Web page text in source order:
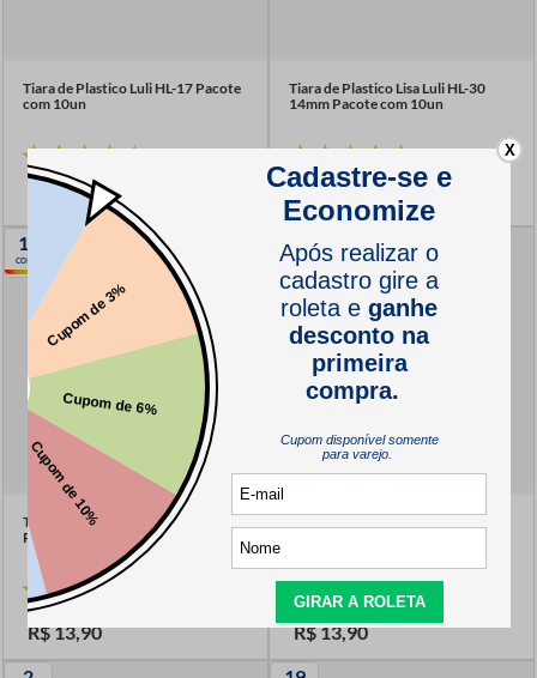
Tiara de Plastico Luli HL-17 Pacote
com 10un
50
Tiara de Plastico Lisa Luli HL-30
14mm Pacote com 10un
R$
12
cores
Tiara Encapada Luli HL-1 9mm
Pacote com 10un
R$13,90
(1)
R$13,90
X